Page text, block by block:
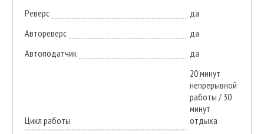
Реверс
да
Автореверс
да
Автоподатчик
да
Цикл работы
20 минут
непрерывной
работы / 30
минут
отдыха